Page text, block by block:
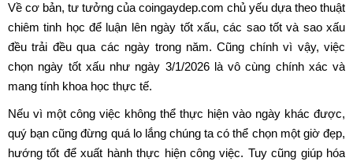
Về cơ bản, tư tưởng của coingaydep.com chủ yếu dựa theo thuật
chiêm tinh học để luận lên ngày tốt xấu, các sao tốt và sao xấu
đều trải đều qua các ngày trong năm. Cũng chính vì vậy, việc
chọn ngày tốt xấu như ngày 3/1/2026 là vô cùng chính xác và
mang tính khoa học thực tế.
Nếu vì một công việc không thể thực hiện vào ngày khác được,
quý bạn cũng đừng quá lo lắng chúng ta có thể chọn một giờ đẹp,
hướng tốt để xuất hành thực hiện công việc. Tuy cũng giúp hóa